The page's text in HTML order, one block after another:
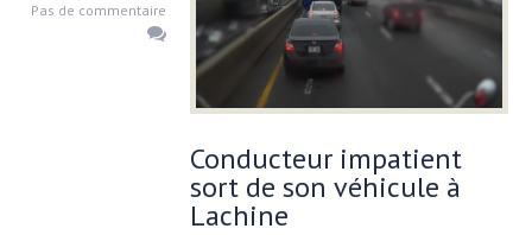
Pas de commentaire
Conducteur impatient
sort de son véhicule à
Lachine